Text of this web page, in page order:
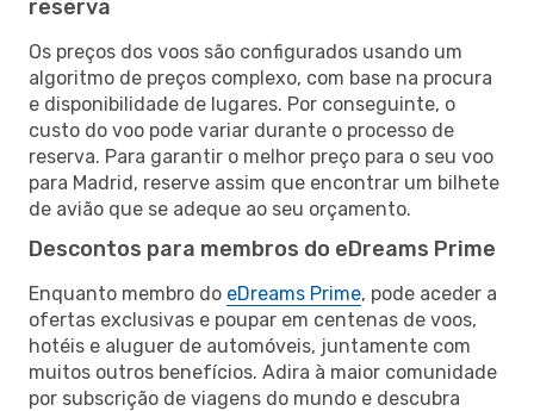
reserva
Os preços dos voos são configurados usando um
algoritmo de preços complexo, com base na procura
e disponibilidade de lugares. Por conseguinte, o
custo do voo pode variar durante o processo de
reserva. Para garantir o melhor preço para o seu voo
para Madrid, reserve assim que encontrar um bilhete
de avião que se adeque ao seu orçamento.
Descontos para membros do eDreams Prime
Enquanto membro do eDreams Prime, pode aceder a
ofertas exclusivas e poupar em centenas de voos,
hotéis e aluguer de automóveis, juntamente com
muitos outros benefícios. Adira à maior comunidade
por subscrição de viagens do mundo e descubra